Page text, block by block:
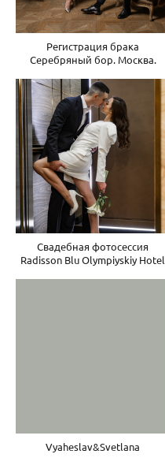
Регистрация брака
Серебряный бор. Москва.
Свадебная фотосессия
Radisson Blu Olympiyskiy Hotel
Vyaheslav&Svetlana